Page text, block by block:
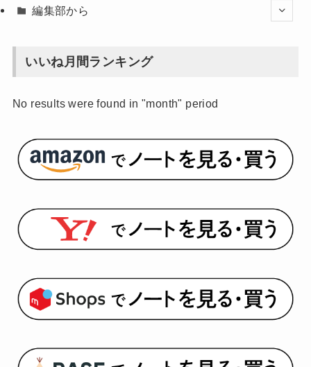
編集部から
いいね月間ランキング
No results were found in "month" period